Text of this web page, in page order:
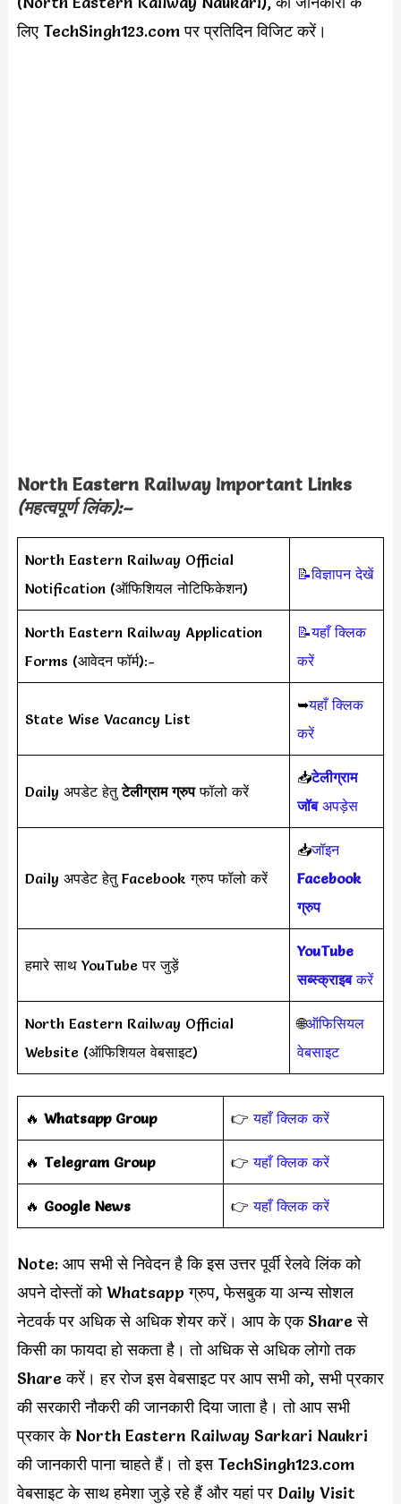
लिए TechSingh123.com पर प्रतिदिन विजिट करें।
North Eastern Railway Important Links
(महत्वपूर्ण लिंक):–
North Eastern Railway Official
Notification (ऑफिशियल नोटिफिकेशन)
📝विज्ञापन देखें
North Eastern Railway Application
Forms (आवेदन फॉर्म):-
📝यहाँ क्लिक
करें
State Wise Vacancy List
➥यहाँ क्लिक
करें
Daily अपडेट हेतुटेलीग्राम ग्रुपफॉलो करें
📥टेलीग्राम
जॉबअपड़ेस
Daily अपडेट हेतु Facebook ग्रुप फॉलो करें
📥जॉइन
Facebook
ग्रुप
हमारे साथ YouTube पर जुड़ें
YouTube
सब्स्क्राइबकरें
North Eastern Railway Official
Website (ऑफिशियल वेबसाइट)
🌐ऑफिसियल
वेबसाइट
‎️‍🔥 Whatsapp Group 👉यहाँ क्लिक करें
‎️‍🔥 Telegram Group 👉यहाँ क्लिक करें
️‍🔥 Google News 👉 यहाँ क्लिक करें
Note: आप सभी से निवेदन है कि इस उत्तर पूर्वी रेलवे लिंक को
अपने दोस्तों को Whatsapp ग्रुप, फेसबुक या अन्य सोशल
नेटवर्क पर अधिक से अधिक शेयर करें। आप के एक Share से
किसी का फायदा हो सकता है। तो अधिक से अधिक लोगो तक
Share करें। हर रोज इस वेबसाइट पर आप सभी को, सभी प्रकार
की सरकारी नौकरी की जानकारी दिया जाता है। तो आप सभी
प्रकार के North Eastern Railway Sarkari Naukri
की जानकारी पाना चाहते हैं। तो इस TechSingh123.com
वेबसाइट के साथ हमेशा जुड़े रहे हैं और यहां पर Daily Visit